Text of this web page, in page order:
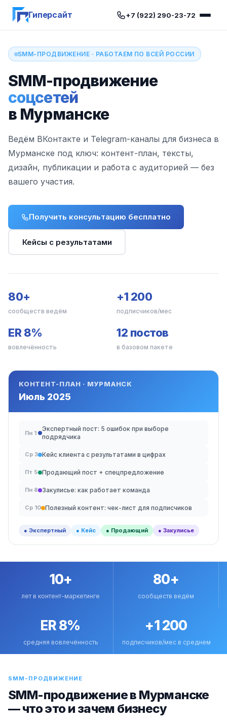
Гиперсайт +7 (922) 290-23-72
SMM-ПРОДВИЖЕНИЕ · РАБОТАЕМ ПО ВСЕЙ РОССИИ
SMM-продвижение
соцсетей
в Мурманске
Ведём ВКонтакте и Telegram-каналы для бизнеса в
Мурманске под ключ: контент-план, тексты,
дизайн, публикации и работа с аудиторией — без
вашего участия.
Получить консультацию бесплатно
Кейсы с результатами
80+
сообществ ведём
+1 200
подписчиков/мес
ER 8%
вовлечённость
12 постов
в базовом пакете
КОНТЕНТ-ПЛАН · МУРМАНСК
Июль 2025
Пн 1
Экспертный пост: 5 ошибок при выборе
подрядчика
Ср 3 Кейс клиента с результатами в цифрах
Пт 5 Продающий пост + спецпредложение
Пн 8 Закулисье: как работает команда
Ср 10 Полезный контент: чек-лист для подписчиков
● Экспертный ● Кейс ● Продающий ● Закулисье
10+
лет в контент-маркетинге
80+
сообществ ведём
ER 8%
средняя вовлечённость
+1 200
подписчиков/мес в среднем
SMM-ПРОДВИЖЕНИЕ
SMM-продвижение в Мурманске
— что это и зачем бизнесу